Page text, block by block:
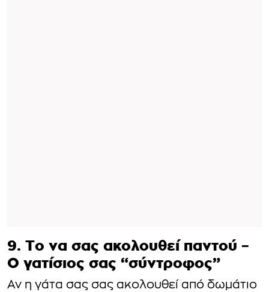
9. Το να σας ακολουθεί παντού –
Ο γατίσιος σας “σύντροφος”
Αν η γάτα σας σας ακολουθεί από δωμάτιο